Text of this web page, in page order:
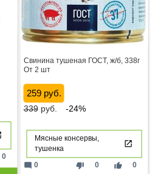
Свинина тушеная ГОСТ, ж/б, 338г
От 2 шт
259 руб.
339руб. -24%
Мясные консервы,
тушенка
thumb_down 0 thumb_up 0
mode_comment 0
0